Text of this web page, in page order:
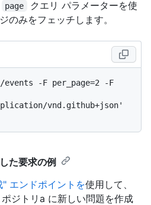
page
クエリ パラメーターを使
のみをフェッチします。
events -F per_page=2 -F
vnd.github+json'
た要求の例
" エンドポイントを使用して、
ジトリa に新しい問題を作成